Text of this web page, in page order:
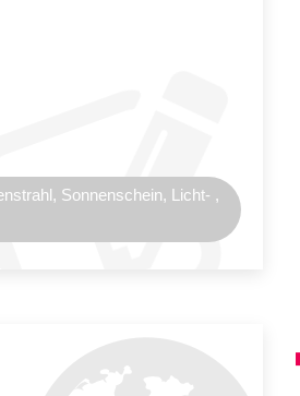
Sonnenschein, Licht- ,